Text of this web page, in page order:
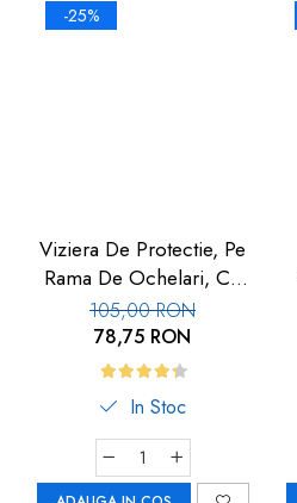
-25%
Viziera De Protectie, Pe
Rama De Ochelari, Cu
Folie De Protectie
Inlocuibila, Set 10 Buc,
Car-Boy Safety
105,00 RON
78,75 RON
In Stoc